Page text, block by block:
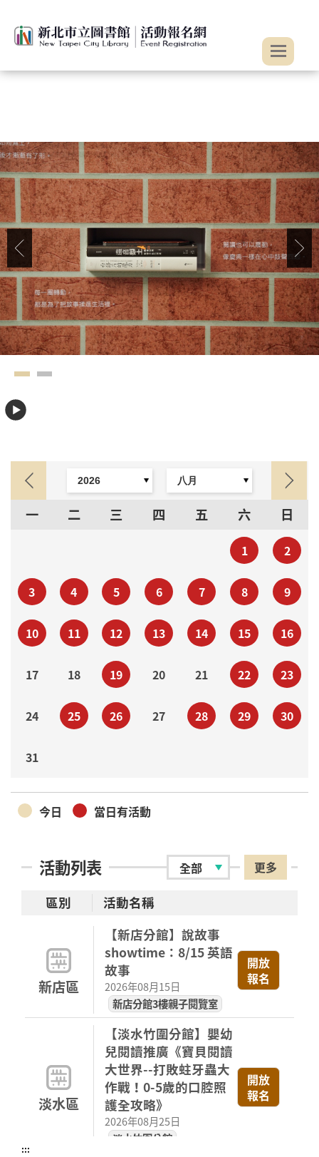
一 二 三 四 五 六 日
1 2
3 4 5 6 7 8 9
10 11 12 13 14 15 16
17 18 19 20 21 22 23
24 25 26 27 28 29 30
31
今日 當日有活動
活動列表 更多
區別 活動名稱
新店區
【新店分館】說故事
showtime：8/15 英語
故事
2026年08月15日
新店分館3樓親子閱覽室
開放
報名
淡水區
【淡水竹圍分館】嬰幼
兒閱讀推廣《寶貝閱讀
大世界--打敗蛀牙蟲大
作戰！0-5歲的口腔照
護全攻略》
2026年08月25日
淡水竹圍分館
開放
報名
:::